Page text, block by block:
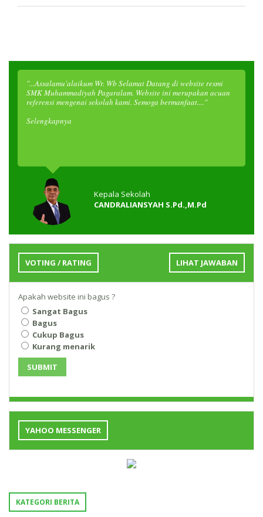
"...Assalamu'alaikum Wr. Wb Selamat Datang di website resmi
SMK Muhammadiyah Pagaralam. Website ini merupakan acuan
referensi mengenai sekolah kami. Semoga bermanfaat...."
Selengkapnya
Kepala Sekolah
CANDRALIANSYAH S.Pd.,M.Pd
VOTING / RATING LIHAT JAWABAN
Apakah website ini bagus ?
Sangat Bagus
Bagus
Cukup Bagus
Kurang menarik
SUBMIT
YAHOO MESSENGER
KATEGORI BERITA